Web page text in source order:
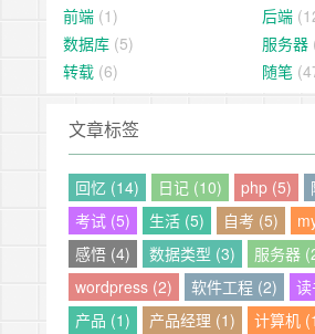
前端 (1) 后端
数据库 (5) 服务器
转载 (6) 随笔
文章标签
回忆 (14) 日记 (10) php (5)
考试 (5)
生活 (5) 自考 (5)
感悟 (4)
数据类型 (3)
服务器
wordpress (2)
软件工程 (2)
产品 (1)
产品经理 (1) 计算机